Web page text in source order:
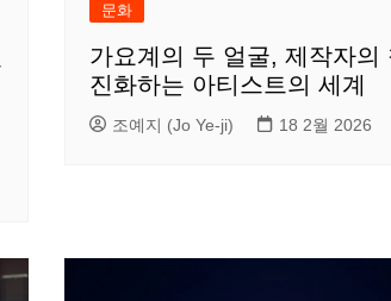
문화
가요계의 두 얼굴, 제작자의
진화하는 아티스트의 세계
조예지 (Jo Ye-ji) 18 2월 2026